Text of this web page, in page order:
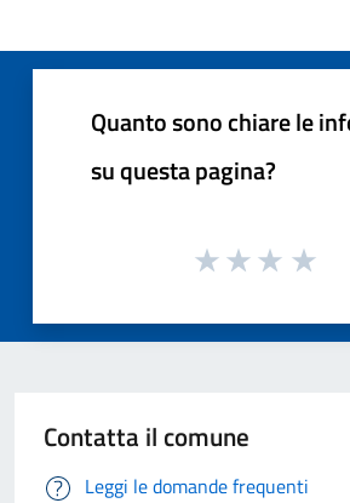
Quanto sono chiare le
su questa pagina?
Contatta il comune
Leggi le domande frequenti